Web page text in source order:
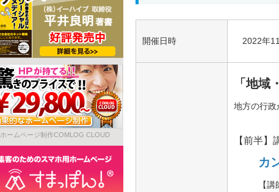
ホームページ制作COMLOG CLOUD
開催日時 2022年
「地域
地方の行政
【前半】
カ
【講